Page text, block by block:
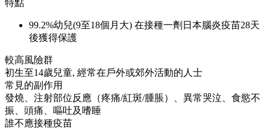
特點
99.2%幼兒(9至18個月大) 在接種一劑日本腦炎疫苗28天
後獲得保護
較高風險群
初生至14歲兒童, 經常在戶外或郊外活動的人士
常見的副作用
發燒、注射部位反應（疼痛/紅斑/腫脹）、異常哭泣、食慾不
振、頭痛、嘔吐及嗜睡
誰不應接種疫苗